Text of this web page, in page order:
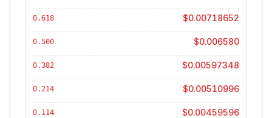
0.618 $0.00718652
0.500 $0.006580
0.382 $0.00597348
0.214 $0.00510996
0.114 $0.00459596